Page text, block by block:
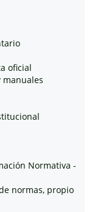
oficial
manuales
Normativa -
normas, propio